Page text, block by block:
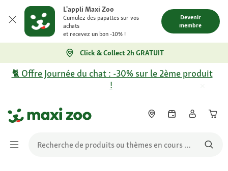
L'appli Maxi Zoo
Cumulez des papattes sur vos
achats
et recevez un bon -10% !
Devenir
membre
Click & Collect 2h GRATUIT
🐈 Offre Journée du chat : -30% sur le 2ème produit
!